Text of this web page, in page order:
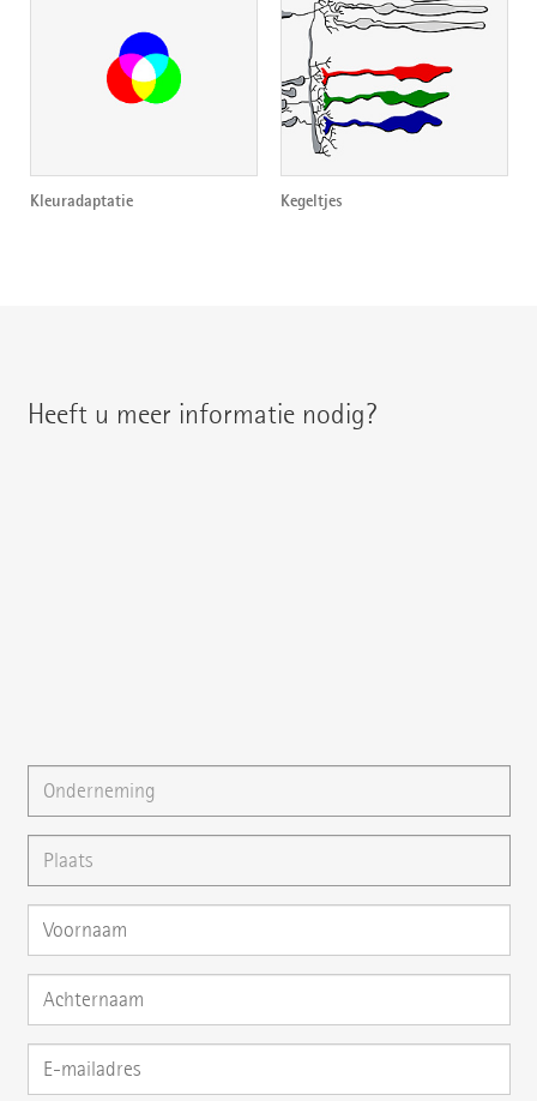
Kleuradaptatie Kegeltjes
Heeft u meer informatie nodig?